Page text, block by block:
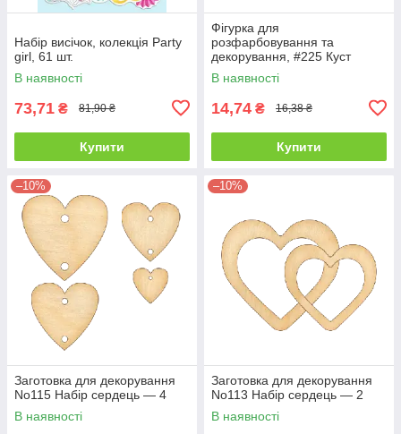
Набір висічок, колекція Party
girl, 61 шт.
В наявності
73,71 ₴ 81,90 ₴
Купити
Фігурка для
розфарбовування та
декорування, #225 Куст
В наявності
14,74 ₴ 16,38 ₴
Купити
–10%
Заготовка для декорування
No115 Набір сердець — 4
В наявності
–10%
Заготовка для декорування
No113 Набір сердець — 2
В наявності